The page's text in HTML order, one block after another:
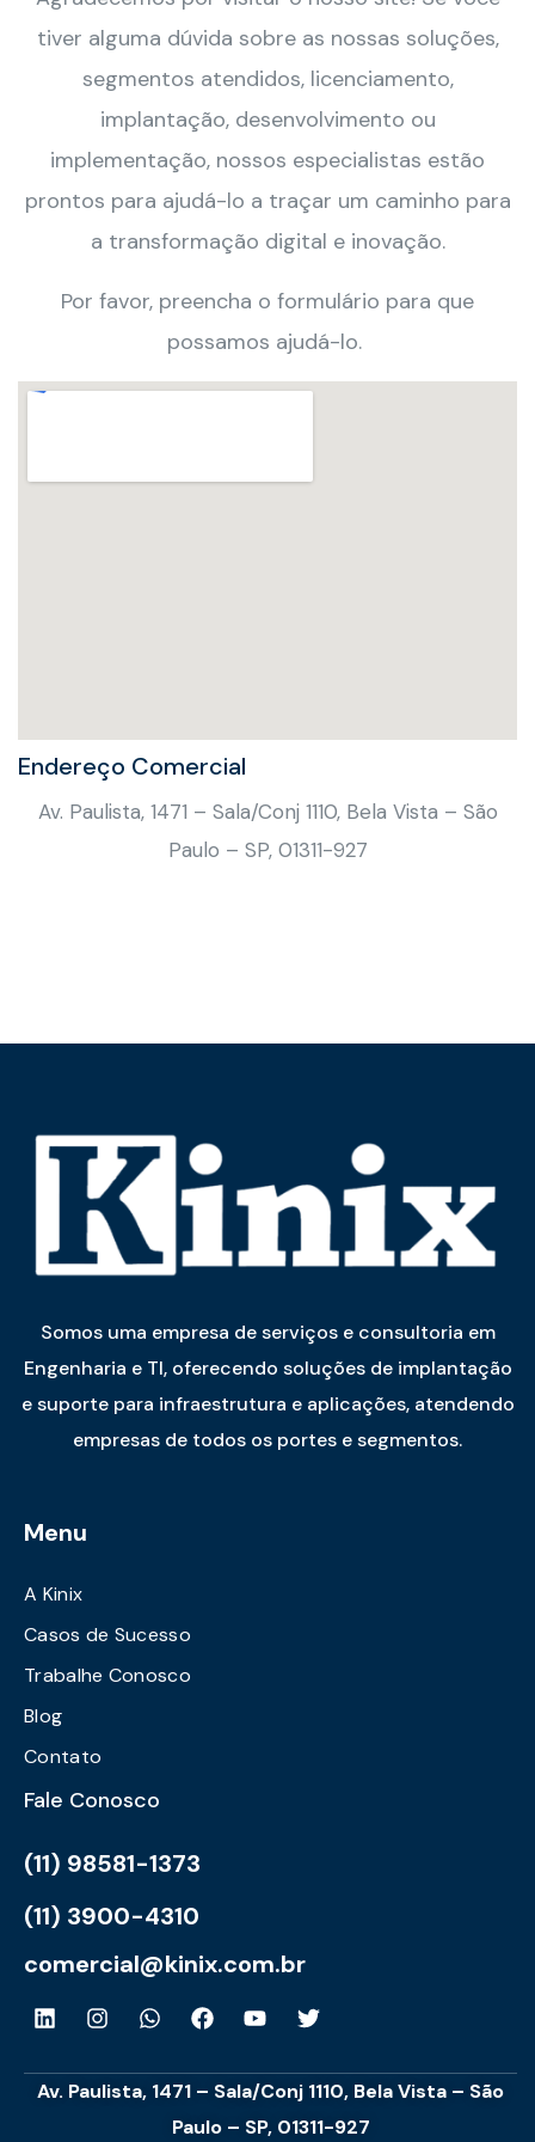
tiver alguma dúvida sobre as nossas soluções,
segmentos atendidos, licenciamento,
implantação, desenvolvimento ou
implementação, nossos especialistas estão
prontos para ajudá-lo a traçar um caminho para
a transformação digital e inovação.
Por favor, preencha o formulário para que
possamos ajudá-lo.
Endereço Comercial
Av. Paulista, 1471 – Sala/Conj 1110, Bela Vista – São
Paulo – SP, 01311-927
Somos uma empresa de serviços e consultoria em
Engenharia e TI, oferecendo soluções de implantação
e suporte para infraestrutura e aplicações, atendendo
empresas de todos os portes e segmentos.
Menu
A Kinix
Casos de Sucesso
Trabalhe Conosco
Blog
Contato
Fale Conosco
(11) 98581-1373
(11) 3900-4310
comercial@kinix.com.br
Av. Paulista, 1471 – Sala/Conj 1110, Bela Vista – São
Paulo – SP, 01311-927